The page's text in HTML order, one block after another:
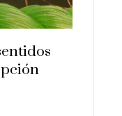
Las 15 misiones
importantes que